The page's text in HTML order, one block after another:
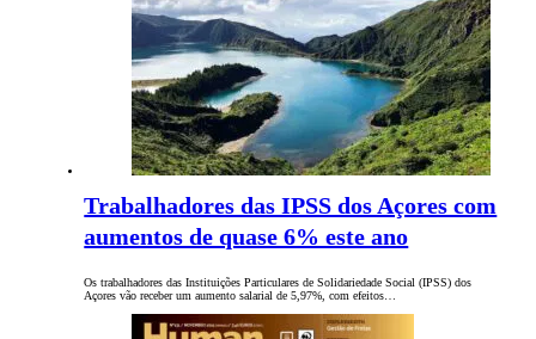
Trabalhadores das IPSS dos Açores com
aumentos de quase 6% este ano
Os trabalhadores das Instituições Particulares de Solidariedade Social (IPSS) dos
Açores vão receber um aumento salarial de 5,97%, com efeitos…